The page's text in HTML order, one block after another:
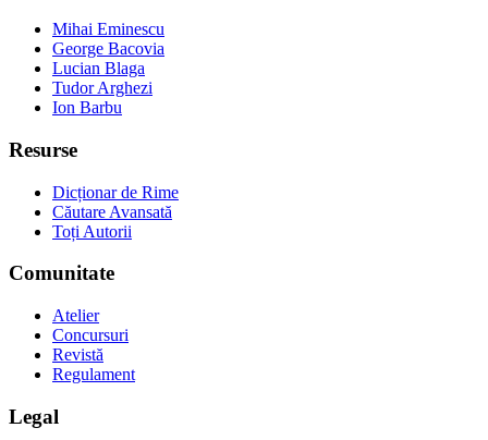
Mihai Eminescu
George Bacovia
Lucian Blaga
Tudor Arghezi
Ion Barbu
Resurse
Dicționar de Rime
Căutare Avansată
Toți Autorii
Comunitate
Atelier
Concursuri
Revistă
Regulament
Legal